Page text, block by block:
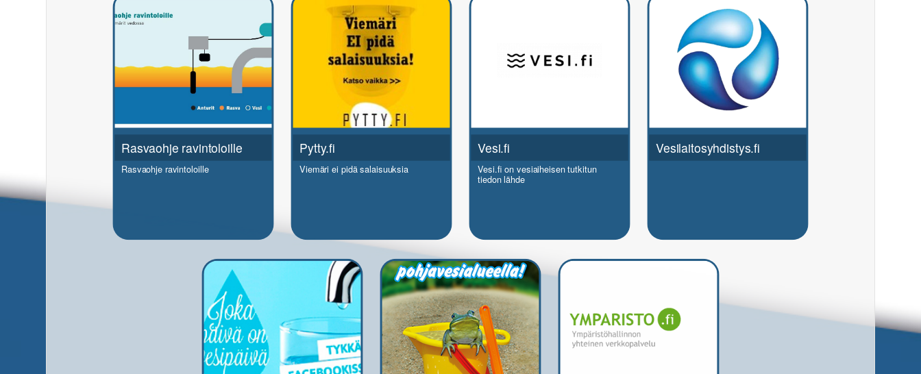
Rasvaohje ravintoloille
Rasvaohje ravintoloille
Pytty.fi
Viemäri ei pidä salaisuuksia
Vesi.fi
Vesi.fi on vesiaiheisen tutkitun
tiedon lähde
Vesilaitosyhdistys.fi